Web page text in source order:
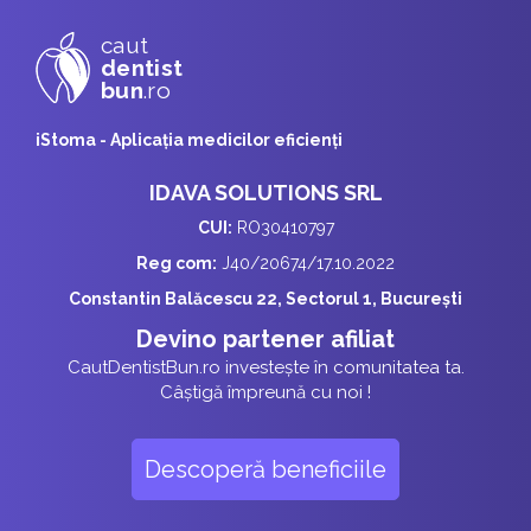
caut
dentist
bun.ro
iStoma - Aplicaţia medicilor eficienţi
IDAVA SOLUTIONS SRL
CUI: RO30410797
Reg com: J40/20674/17.10.2022
Constantin Balăcescu 22, Sectorul 1, București
Devino partener afiliat
CautDentistBun.ro investește în comunitatea ta.
Câștigă împreună cu noi !
Descoperă beneficiile